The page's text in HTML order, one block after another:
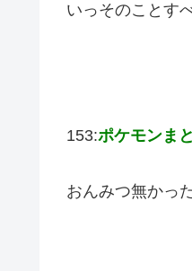
いっそのことす
153:ポケモンま
おんみつ無かっ